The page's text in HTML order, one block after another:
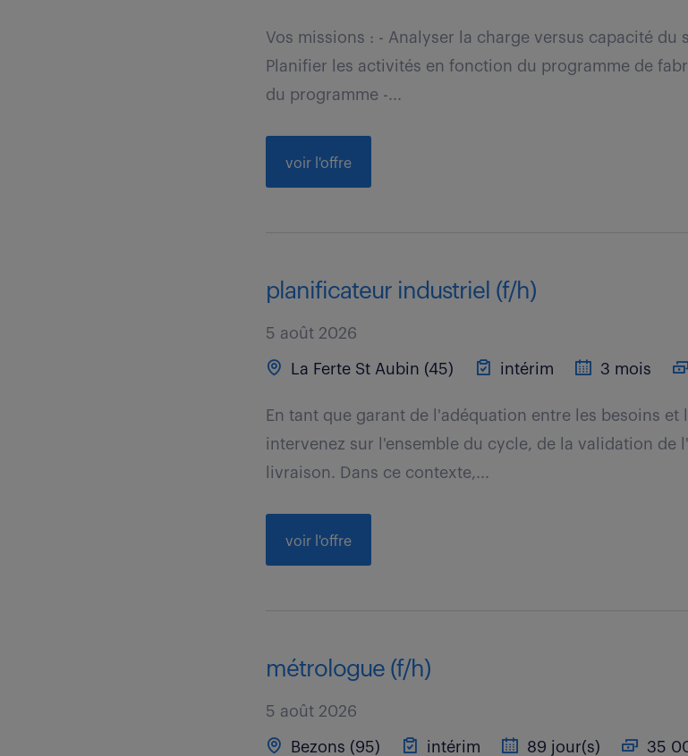
Vos missions : - Analyser la charge versus capacité du
Planifier les activités en fonction du programme de
du programme -...
voir l'offre
planificateur industriel (f/h)
5 août 2026
La Ferte St Aubin (45) intérim 3 mois
En tant que garant de l'adéquation entre les besoins
intervenez sur l'ensemble du cycle, de la validation de
livraison. Dans ce contexte,...
voir l'offre
métrologue (f/h)
5 août 2026
Bezons (95) intérim 89 jour(s) 35